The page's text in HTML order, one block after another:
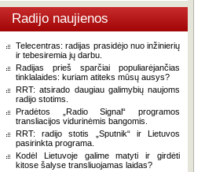
Radijo naujienos
Telecentras: radijas prasidėjo nuo inžinierių
ir tebesiremia jų darbu.
Radijas prieš sparčiai populiarėjančias
tinklalaides: kuriam atiteks mūsų ausys?
RRT: atsirado daugiau galimybių naujoms
radijo stotims.
Pradėtos „Radio Signal“ programos
transliacijos vidurinėmis bangomis.
RRT: radijo stotis „Sputnik“ ir Lietuvos
pasirinkta programa.
Kodėl Lietuvoje galime matyti ir girdėti
kitose šalyse transliuojamas laidas?